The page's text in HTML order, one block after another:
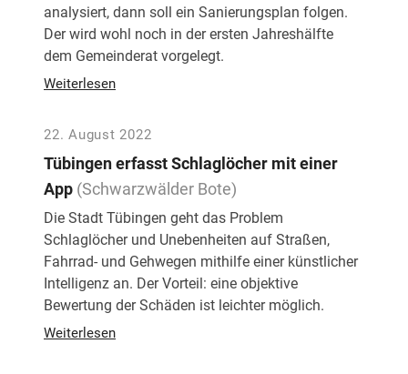
analysiert, dann soll ein Sanierungsplan folgen.
Der wird wohl noch in der ersten Jahreshälfte
dem Gemeinderat vorgelegt.
Weiterlesen
22. August 2022
Tübingen erfasst Schlaglöcher mit einer
App (Schwarzwälder Bote)
Die Stadt Tübingen geht das Problem
Schlaglöcher und Unebenheiten auf Straßen,
Fahrrad- und Gehwegen mithilfe einer künstlicher
Intelligenz an. Der Vorteil: eine objektive
Bewertung der Schäden ist leichter möglich.
Weiterlesen